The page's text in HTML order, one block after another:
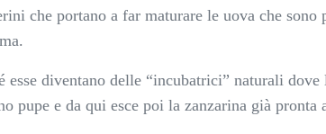
che portano a far maturare le uova che
diventano delle “incubatrici” naturali
pupe e da qui esce poi la zanzarina già